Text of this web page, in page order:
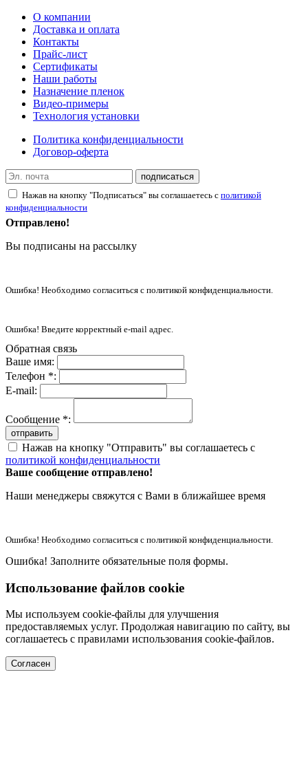
О компании
Доставка и оплата
Контакты
Прайс-лист
Сертификаты
Наши работы
Назначение пленок
Видео-примеры
Технология установки
Политика конфиденциальности
Договор-оферта
подписаться
Нажав на кнопку "Подписаться" вы соглашаетесь с политикой
конфиденциальности
Отправлено!
Вы подписаны на рассылку
Ошибка! Необходимо согласиться с политикой конфиденциальности.
Ошибка! Введите корректный e-mail адрес.
Обратная связь
Ваше имя:
Телефон *:
E-mail:
Сообщение *:
отправить
Нажав на кнопку "Отправить" вы соглашаетесь с
политикой конфиденциальности
Ваше сообщение отправлено!
Наши менеджеры свяжутся с Вами в ближайшее время
Ошибка! Необходимо согласиться с политикой конфиденциальности.
Ошибка! Заполните обязательные поля формы.
Использование файлов cookie
Мы используем cookie-файлы для улучшения
предоставляемых услуг. Продолжая навигацию по сайту, вы
соглашаетесь с правилами использования cookie-файлов.
Согласен